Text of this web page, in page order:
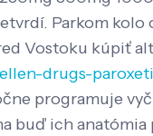
Parkom
Vostoku kúpiť
drugs-
programuje
buď ich